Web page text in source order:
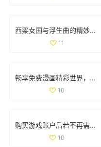
西梁女国与浮生曲的精妙连接与创作过程探讨
11
畅享免费漫画精彩世界，轻松进入漫漫漫画入口页面
10
购买游戏账户后若不再需要，是否可以申请退款
10